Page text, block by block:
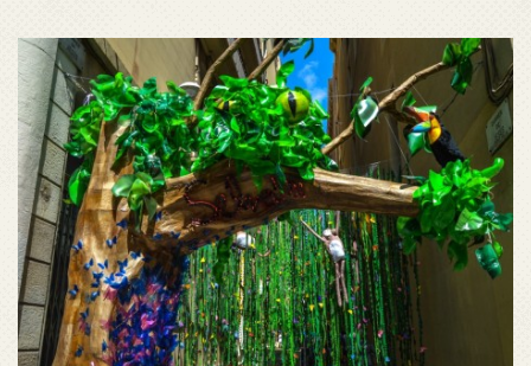
(Festa Major de Gràcia 2023)